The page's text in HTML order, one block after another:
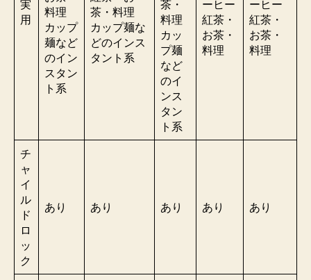
実
用
料理
カップ
麺など
のイン
スタン
ト系
茶・料理
カップ麺な
どのインス
タント系
茶・
料理
カッ
プ麺
など
のイ
ンス
タン
ト系
ーヒー
紅茶・
お茶・
料理
ーヒー
紅茶・
お茶・
料理
チ
ャ
イ
ル
ド
ロ
ッ
ク
あり あり あり あり あり